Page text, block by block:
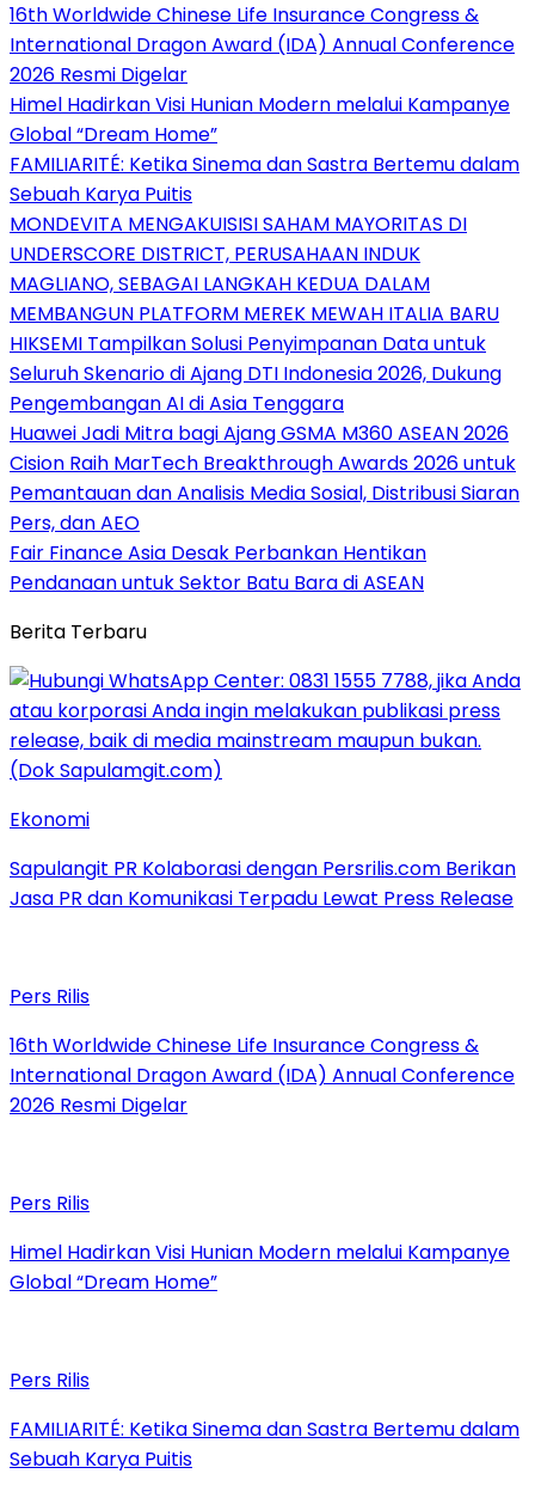
16th Worldwide Chinese Life Insurance Congress &
International Dragon Award (IDA) Annual Conference
2026 Resmi Digelar
Himel Hadirkan Visi Hunian Modern melalui Kampanye
Global “Dream Home”
FAMILIARITÉ: Ketika Sinema dan Sastra Bertemu dalam
Sebuah Karya Puitis
MONDEVITA MENGAKUISISI SAHAM MAYORITAS DI
UNDERSCORE DISTRICT, PERUSAHAAN INDUK
MAGLIANO, SEBAGAI LANGKAH KEDUA DALAM
MEMBANGUN PLATFORM MEREK MEWAH ITALIA BARU
HIKSEMI Tampilkan Solusi Penyimpanan Data untuk
Seluruh Skenario di Ajang DTI Indonesia 2026, Dukung
Pengembangan AI di Asia Tenggara
Huawei Jadi Mitra bagi Ajang GSMA M360 ASEAN 2026
Cision Raih MarTech Breakthrough Awards 2026 untuk
Pemantauan dan Analisis Media Sosial, Distribusi Siaran
Pers, dan AEO
Fair Finance Asia Desak Perbankan Hentikan
Pendanaan untuk Sektor Batu Bara di ASEAN
Berita Terbaru
Ekonomi
Sapulangit PR Kolaborasi dengan Persrilis.com Berikan
Jasa PR dan Komunikasi Terpadu Lewat Press Release
Pers Rilis
16th Worldwide Chinese Life Insurance Congress &
International Dragon Award (IDA) Annual Conference
2026 Resmi Digelar
Pers Rilis
Himel Hadirkan Visi Hunian Modern melalui Kampanye
Global “Dream Home”
Pers Rilis
FAMILIARITÉ: Ketika Sinema dan Sastra Bertemu dalam
Sebuah Karya Puitis